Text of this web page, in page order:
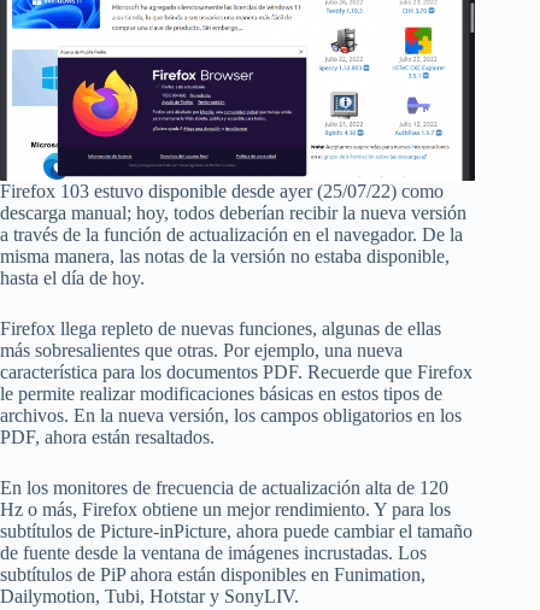
Firefox 103 estuvo disponible desde ayer (25/07/22) como
descarga manual; hoy, todos deberían recibir la nueva versión
a través de la función de actualización en el navegador. De la
misma manera, las notas de la versión no estaba disponible,
hasta el día de hoy.
Firefox llega repleto de nuevas funciones, algunas de ellas
más sobresalientes que otras. Por ejemplo, una nueva
característica para los documentos PDF. Recuerde que Firefox
le permite realizar modificaciones básicas en estos tipos de
archivos. En la nueva versión, los campos obligatorios en los
PDF, ahora están resaltados.
En los monitores de frecuencia de actualización alta de 120
Hz o más, Firefox obtiene un mejor rendimiento. Y para los
subtítulos de Picture-inPicture, ahora puede cambiar el tamaño
de fuente desde la ventana de imágenes incrustadas. Los
subtítulos de PiP ahora están disponibles en Funimation,
Dailymotion, Tubi, Hotstar y SonyLIV.